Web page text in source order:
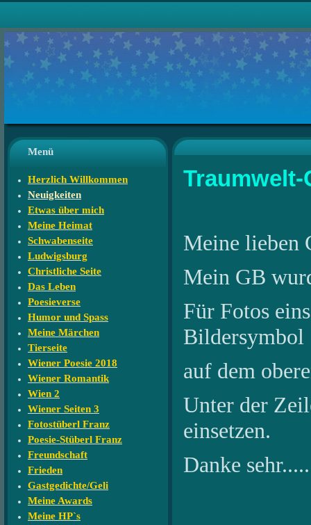
Menü
Herzlich Willkommen
Neuigkeiten
Etwas über mich
Meine Heimat
Schwabenseite
Ludwigsburg
Christliche Seite
Das Leben
Poesieverse
Humor und Spass
Meine Märchen
Tierseite
Wiener Poesie 2018
Wiener Romantik
Wien 2
Wiener Seiten 3
Fotostüberl Franz
Poesie-Stüberl Franz
Freundschaft
Frieden
Gastgedichte/Geli
Meine Awards
Meine HP`s
Meine lieben
Mein GB
Für Fotos
Bildersymbol
auf dem
Unter der
einsetzen.
Danke